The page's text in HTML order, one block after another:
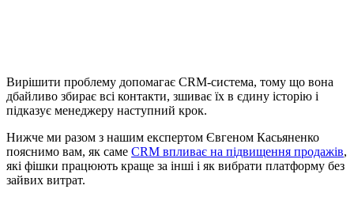
Вирішити проблему допомагає CRM-система, тому що вона
дбайливо збирає всі контакти, зшиває їх в єдину історію і
підказує менеджеру наступний крок.
Нижче ми разом з нашим експертом Євгеном Касьяненко
пояснимо вам, як саме CRM впливає на підвищення продажів,
які фішки працюють краще за інші і як вибрати платформу без
зайвих витрат.